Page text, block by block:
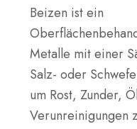
Beizen ist ein
Metalle mit einer
Salz- oder
um Rost, Zunder,
Verunreinigungen